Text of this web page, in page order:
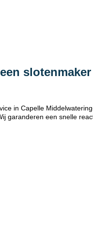
in Capelle
garanderen een snelle